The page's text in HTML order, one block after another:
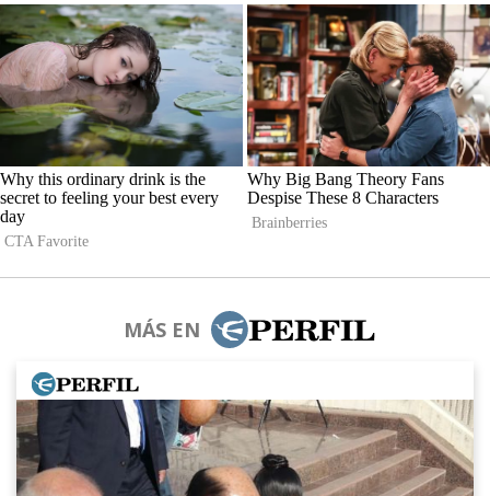
MÁS EN